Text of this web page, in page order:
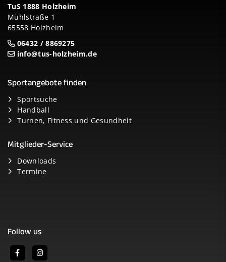
TuS 1888 Holzheim
Mühlstraße 1
65558 Holzheim
06432 / 8869275
info@tus-holzheim.de
Sportangebote finden
Sportsuche
Handball
Turnen, Fitness und Gesundheit
Mitglieder-Service
Downloads
Termine
Follow us